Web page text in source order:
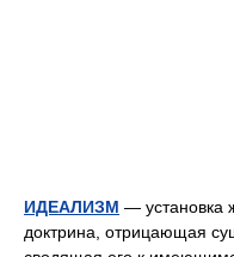
ИДЕАЛИЗМ — установка
доктрина, отрицающая